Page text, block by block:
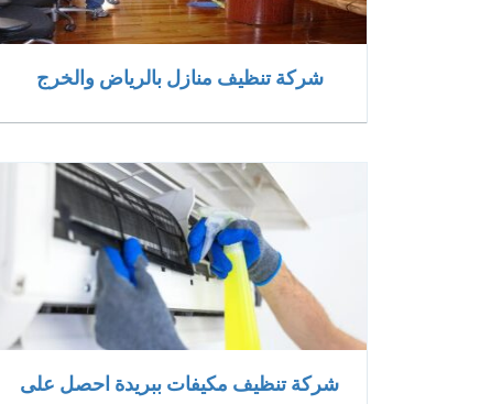
شركة تنظيف منازل بالرياض والخرج
شركة تنظيف مكيفات ببريدة احصل على